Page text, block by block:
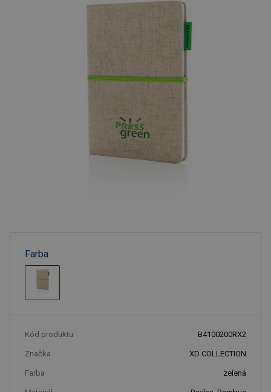
Farba
Kód produktu B4100200RX2
Značka XD COLLECTION
Farba zelená